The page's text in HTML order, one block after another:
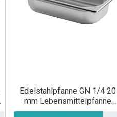
Edelstahlpfanne GN 1/4 20
mm Lebensmittelpfanne
Gastronormbehälter